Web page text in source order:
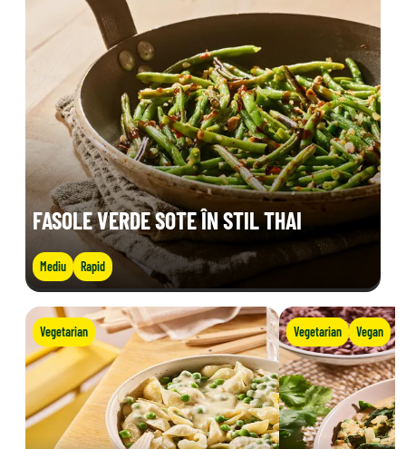
FASOLE VERDE SOTE ÎN STIL THAI
Mediu Rapid
Vegetarian Vegetarian Vegan